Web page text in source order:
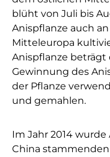
blüht von Juli bis
Anispflanze auch
Mitteleuropa
Anispflanze
Gewinnung des
der Pflanze
und gemahlen.
Im Jahr 2014
China